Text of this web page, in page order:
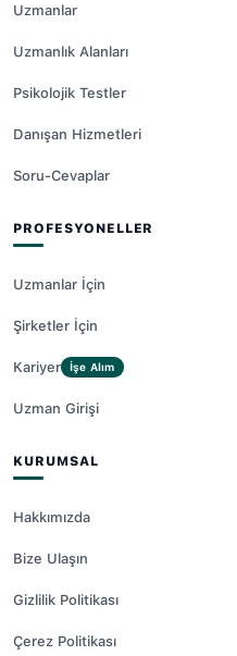
Uzmanlar
Uzmanlık Alanları
Psikolojik Testler
Danışan Hizmetleri
Soru-Cevaplar
PROFESYONELLER
Uzmanlar İçin
Şirketler İçin
Kariyer İşe Alım
Uzman Girişi
KURUMSAL
Hakkımızda
Bize Ulaşın
Gizlilik Politikası
Çerez Politikası